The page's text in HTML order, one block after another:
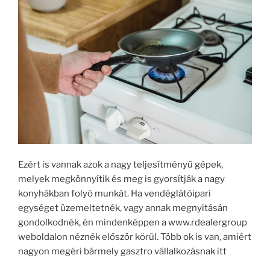
Ezért is vannak azok a nagy teljesítményű gépek,
melyek megkönnyítik és meg is gyorsítják a nagy
konyhákban folyó munkát. Ha vendéglátóipari
egységet üzemeltetnék, vagy annak megnyitásán
gondolkodnék, én mindenképpen a www.rdealergroup
weboldalon néznék először körül. Több ok is van, amiért
nagyon megéri bármely gasztro vállalkozásnak itt